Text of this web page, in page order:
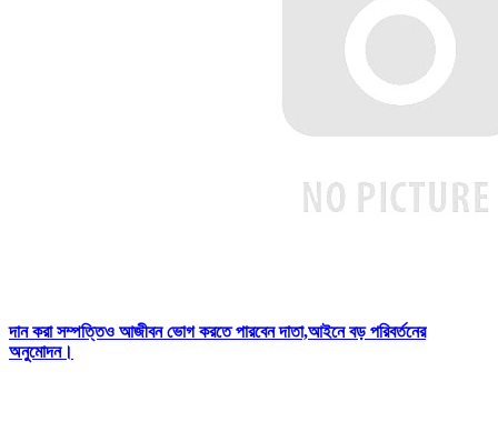
দান করা সম্পত্তিও আজীবন ভোগ করতে পারবেন দাতা,আইনে বড় পরিবর্তনের
অনুমোদন।